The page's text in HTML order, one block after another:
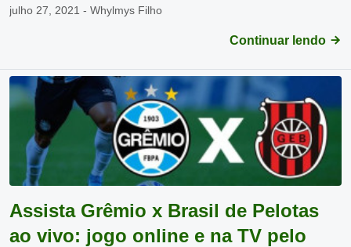
julho 27, 2021 - Whylmys Filho
Continuar lendo
Assista Grêmio x Brasil de Pelotas
ao vivo: jogo online e na TV pelo